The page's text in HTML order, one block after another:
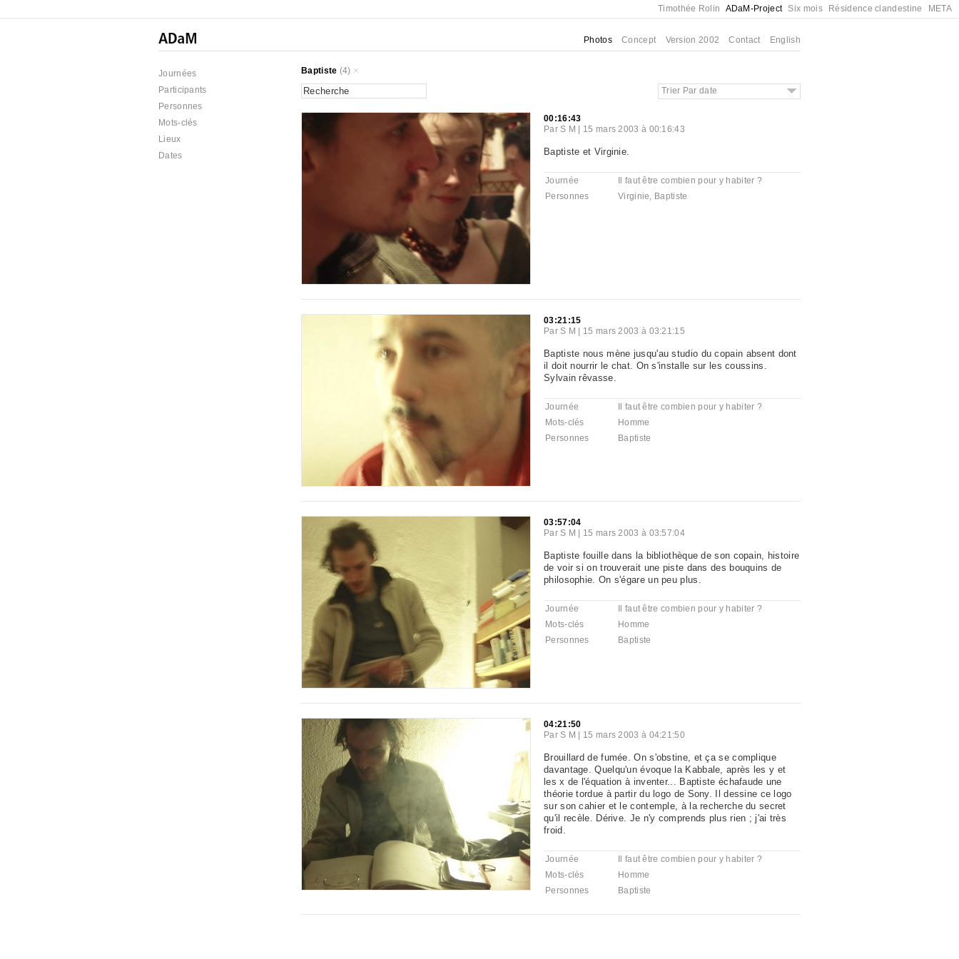
Timothée Rolin ADaM-Project Six mois Résidence clandestine META
Photos Concept Version 2002 Contact English
Journées
Participants
Personnes
Mots-clés
Lieux
Dates
Baptiste (4)
Trier Par date
00:16:43
Par S M 15 mars 2003 à 00:16:43
Baptiste et Virginie.
Journée
Il faut être combien pour y habiter ?
Personnes
Virginie, Baptiste
03:21:15
Par S M 15 mars 2003 à 03:21:15
Baptiste nous mène jusqu'au studio du copain absent dont
il doit nourrir le chat. On s'installe sur les coussins.
Sylvain rêvasse.
Journée
Il faut être combien pour y habiter ?
Mots-clés
Homme
Personnes
Baptiste
03:57:04
Par S M 15 mars 2003 à 03:57:04
Baptiste fouille dans la bibliothèque de son copain, histoire
de voir si on trouverait une piste dans des bouquins de
philosophie. On s'égare un peu plus.
Journée
Il faut être combien pour y habiter ?
Mots-clés
Homme
Personnes
Baptiste
04:21:50
Par S M 15 mars 2003 à 04:21:50
Brouillard de fumée. On s'obstine, et ça se complique
davantage. Quelqu'un évoque la Kabbale, après les y et
les x de l'équation à inventer... Baptiste échafaude une
théorie tordue à partir du logo de Sony. Il dessine ce logo
sur son cahier et le contemple, à la recherche du secret
qu'il recèle. Dérive. Je n'y comprends plus rien ; j'ai très
froid.
Journée
Il faut être combien pour y habiter ?
Mots-clés
Homme
Personnes
Baptiste